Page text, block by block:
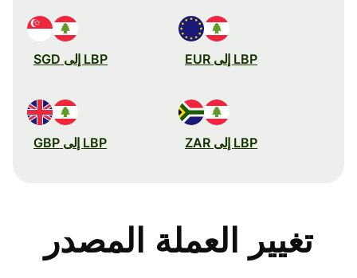
LBP إلى EUR LBP إلى SGD
LBP إلى ZAR LBP إلى GBP
تغيير العملة المصدر